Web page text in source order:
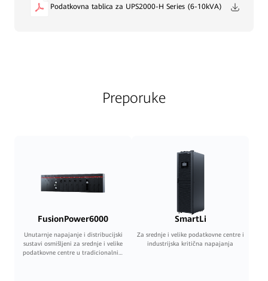
Podatkovna tablica za UPS2000-H Series (6-10kVA)
Preporuke
FusionPower6000
Unutarnje napajanje i distribucijski
sustavi osmišljeni za srednje i velike
podatkovne centre u tradicionalnim
SmartLi
Za srednje i velike podatkovne centre i
industrijska kritična napajanja